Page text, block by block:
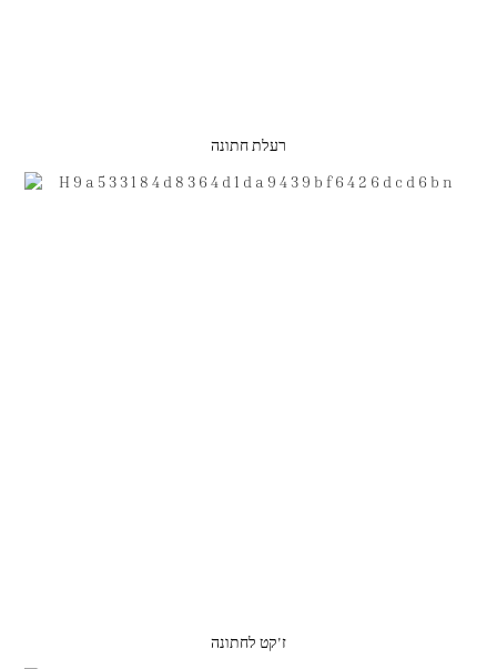
רעלת חתונה
ז'קט לחתונה